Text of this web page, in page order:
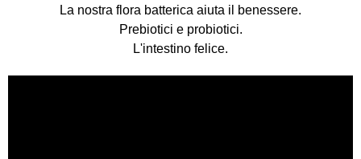
La nostra flora batterica aiuta il benessere.
Prebiotici e probiotici.
L'intestino felice.